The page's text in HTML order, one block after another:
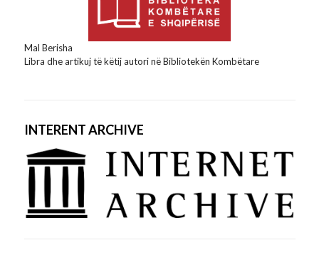
Mal Berisha
Libra dhe artikuj të këtij autori në Bibliotekën Kombëtare
INTERENT ARCHIVE